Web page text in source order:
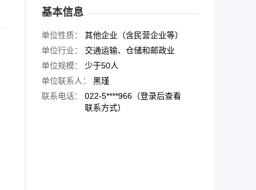
基本信息
单位性质：
其他企业（含民营企业等）
单位行业：
交通运输、仓储和邮政业
单位规模：
少于50人
单位联系人：
黑瑾
联系电话：
022-5****966（登录后查看
联系方式）